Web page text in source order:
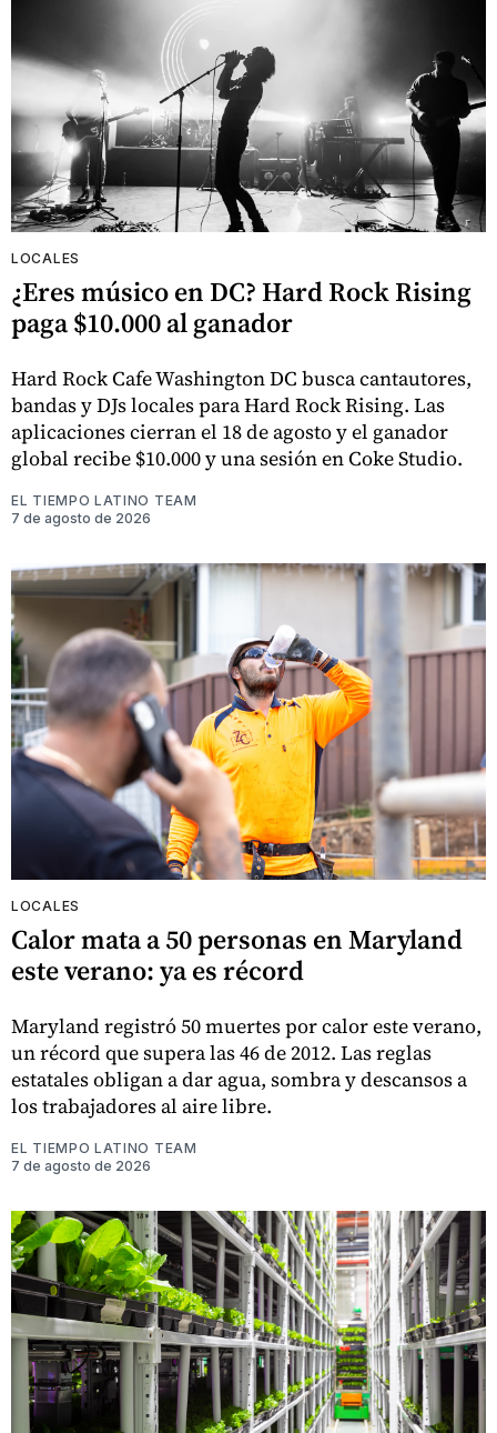
LOCALES
¿Eres músico en DC? Hard Rock Rising
paga $10.000 al ganador
Hard Rock Cafe Washington DC busca cantautores,
bandas y DJs locales para Hard Rock Rising. Las
aplicaciones cierran el 18 de agosto y el ganador
global recibe $10.000 y una sesión en Coke Studio.
EL TIEMPO LATINO TEAM
7 de agosto de 2026
LOCALES
Calor mata a 50 personas en Maryland
este verano: ya es récord
Maryland registró 50 muertes por calor este verano,
un récord que supera las 46 de 2012. Las reglas
estatales obligan a dar agua, sombra y descansos a
los trabajadores al aire libre.
EL TIEMPO LATINO TEAM
7 de agosto de 2026